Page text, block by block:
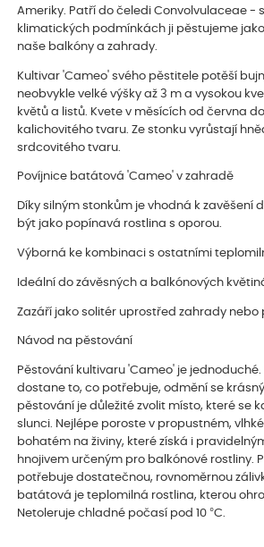
Ameriky. Patří do čeledi Convolvulaceae -
klimatických podmínkách ji pěstujeme
naše balkóny a zahrady.
Kultivar 'Cameo' svého pěstitele potěší
neobvykle velké výšky až 3 m a vysokou
květů a listů. Kvete v měsících od června
kalichovitého tvaru. Ze stonku vyrůstají
srdcovitého tvaru.
Povíjnice batátová 'Cameo' v zahradě
Díky silným stonkům je vhodná k zavěšení
být jako popínavá rostlina s oporou.
Výborná ke kombinaci s ostatními
Ideální do závěsných a balkónových
Zazáří jako solitér uprostřed zahrady nebo
Návod na pěstování
Pěstování kultivaru 'Cameo' je
dostane to, co potřebuje, odmění se
pěstování je důležité zvolit místo, které se
slunci. Nejlépe poroste v propustném,
bohatém na živiny, které získá i
hnojivem určeným pro balkónové rostliny.
potřebuje dostatečnou, rovnoměrnou
batátová je teplomilná rostlina, kterou
Netoleruje chladné počasí pod 10 °C.